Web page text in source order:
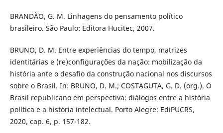
BRANDÃO, G. M. Linhagens do pensamento político
brasileiro. São Paulo: Editora Hucitec, 2007.
BRUNO, D. M. Entre experiências do tempo, matrizes
identitárias e (re)configurações da nação: mobilização da
história ante o desafio da construção nacional nos discursos
sobre o Brasil. In: BRUNO, D. M.; COSTAGUTA, G. D. (org.). O
Brasil republicano em perspectiva: diálogos entre a história
política e a história intelectual. Porto Alegre: EdiPUCRS,
2020, cap. 6, p. 157-182.